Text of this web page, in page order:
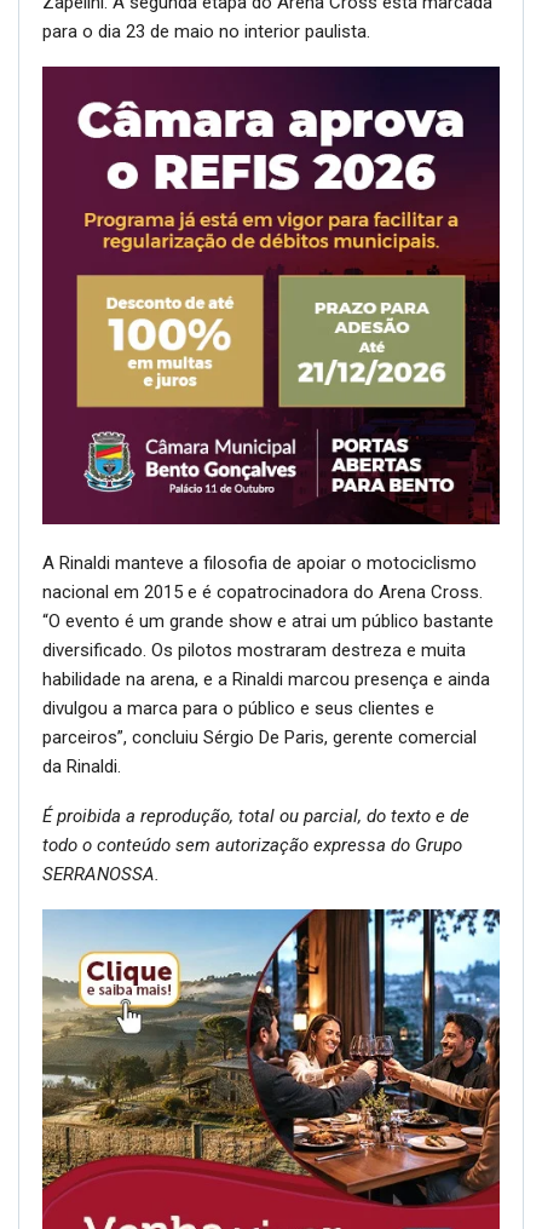
para o dia 23 de maio no interior paulista.
A Rinaldi manteve a filosofia de apoiar o motociclismo
nacional em 2015 e é copatrocinadora do Arena Cross.
“O evento é um grande show e atrai um público bastante
diversificado. Os pilotos mostraram destreza e muita
habilidade na arena, e a Rinaldi marcou presença e ainda
divulgou a marca para o público e seus clientes e
parceiros”, concluiu Sérgio De Paris, gerente comercial
da Rinaldi.
É proibida a reprodução, total ou parcial, do texto e de
todo o conteúdo sem autorização expressa do Grupo
SERRANOSSA.